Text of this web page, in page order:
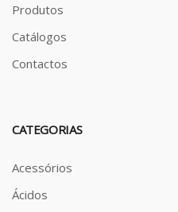
Produtos
Catálogos
Contactos
CATEGORIAS
Acessórios
Ácidos